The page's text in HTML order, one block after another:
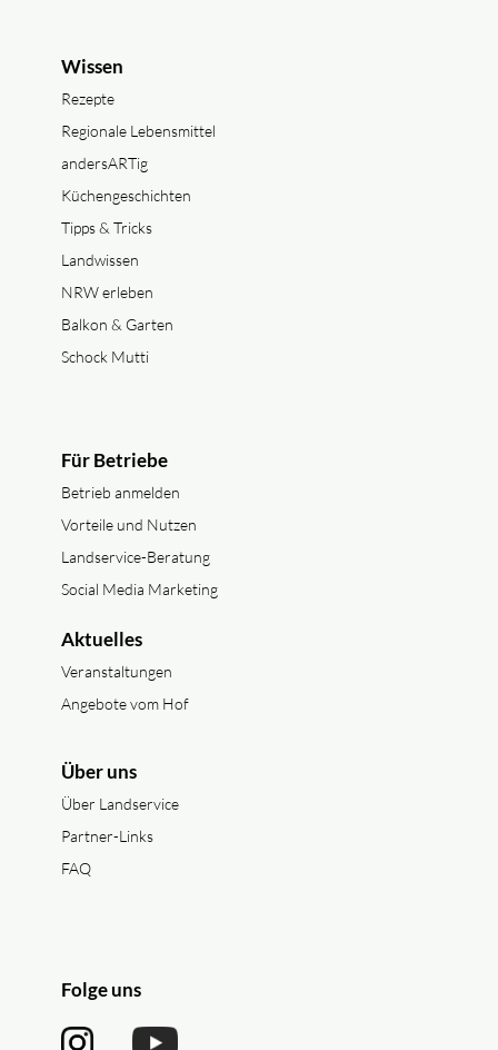
Wissen
Rezepte
Regionale Lebensmittel
andersARTig
Küchengeschichten
Tipps & Tricks
Landwissen
NRW erleben
Balkon & Garten
Schock Mutti
Für Betriebe
Betrieb anmelden
Vorteile und Nutzen
Landservice-Beratung
Social Media Marketing
Aktuelles
Veranstaltungen
Angebote vom Hof
Über uns
Über Landservice
Partner-Links
FAQ
Folge uns